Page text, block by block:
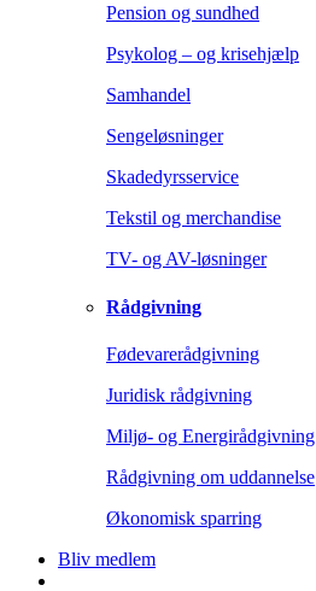
Pension og sundhed
Psykolog – og krisehjælp
Samhandel
Sengeløsninger
Skadedyrsservice
Tekstil og merchandise
TV- og AV-løsninger
Rådgivning
Fødevarerådgivning
Juridisk rådgivning
Miljø- og Energirådgivning
Rådgivning om uddannelse
Økonomisk sparring
Bliv medlem